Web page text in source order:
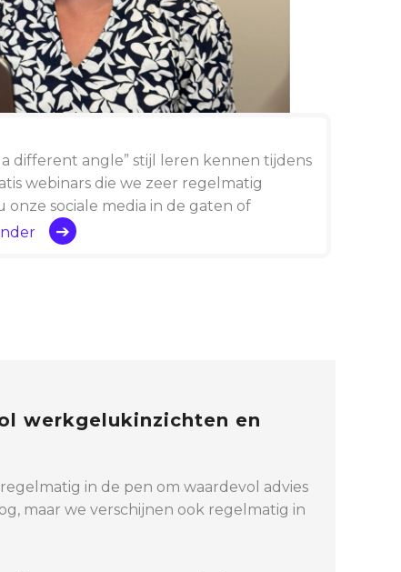
a different angle” stijl leren kennen tijdens
webinars die we zeer regelmatig
onze sociale media in de gaten of
werkgelukinzichten en
in de pen om waardevol advies
maar we verschijnen ook regelmatig in